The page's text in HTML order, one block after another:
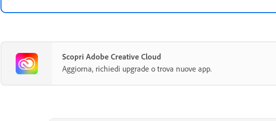
Scopri Adobe Creative Cloud
Aggiorna, richiedi upgrade o trova nuove app.